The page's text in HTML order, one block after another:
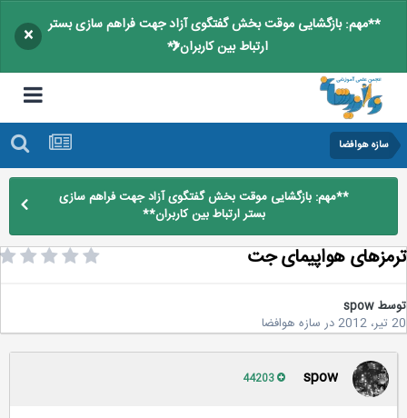
**مهم: بازگشایی موقت بخش گفتگوی آزاد جهت فراهم سازی بستر
ارتباط بین کاربران**
×
سازه هوافضا
**مهم: بازگشایی موقت بخش گفتگوی آزاد جهت فراهم سازی
بستر ارتباط بین کاربران**
هواپیمای جت
spow
درسازه هوافضا
spow